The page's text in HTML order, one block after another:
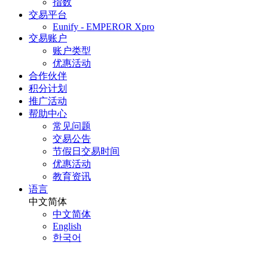
指数
交易平台
Eunify - EMPEROR Xpro
交易账户
账户类型
优惠活动
合作伙伴
积分计划
推广活动
帮助中心
常见问题
交易公告
节假日交易时间
优惠活动
教育资讯
语言
中文简体
中文简体
English
한국어